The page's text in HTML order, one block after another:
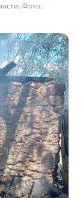
Фото: